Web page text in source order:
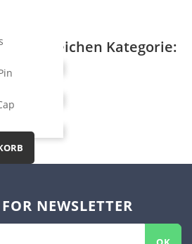
in der gleichen Kategorie:
NEWSLETTER